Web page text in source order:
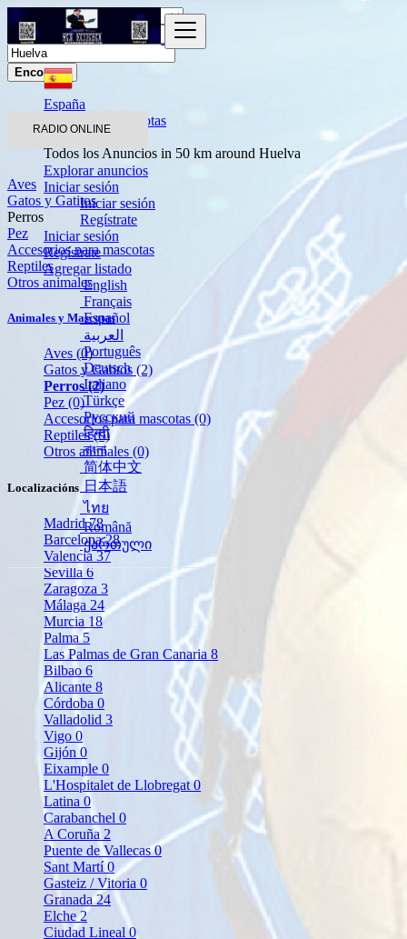
RADIO ONLINE
Explorar anuncios
Iniciar sesión
Iniciar sesión
Regístrate
Iniciar sesión
Regístrate
Agregar listado
English
Français
Español
العربية
Português
Deutsch
Italiano
Türkçe
Русский
हिन्दी
বাংলা
简体中文
日本語
ไทย
Română
ქართული
Encontrar
España
Animales y Mascotas
Perros
Todos los Anuncios in 50 km around Huelva
Aves
Gatos y Gatitos
Perros
Pez
Accesorios para mascotas
Reptiles
Otros animales
Animales y Mascotas
Aves (0)
Gatos y Gatitos (2)
Perros(2)
Pez (0)
Accesorios para mascotas (0)
Reptiles(0)
Otros animales (0)
Localizacións
Madrid78
Barcelona28
Valencia37
Sevilla 6
Zaragoza 3
Málaga 24
Murcia 18
Palma5
Las Palmas de Gran Canaria 8
Bilbao 6
Alicante 8
Córdoba 0
Valladolid 3
Vigo 0
Gijón 0
Eixample 0
L'Hospitalet de Llobregat0
Latina 0
Carabanchel 0
A Coruña 2
Puente de Vallecas0
Sant Martí0
Gasteiz / Vitoria 0
Granada24
Elche2
Ciudad Lineal 0